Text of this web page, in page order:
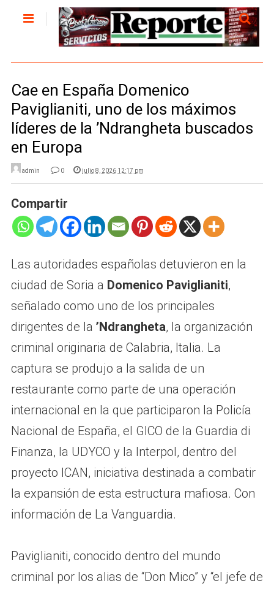
Cae en España Domenico
Paviglianiti, uno de los máximos
líderes de la ’Ndrangheta buscados
en Europa
admin 0 julio 8, 2026 12:17 pm
Compartir
Las autoridades españolas detuvieron en la
ciudad de Soria a Domenico Paviglianiti,
señalado como uno de los principales
dirigentes de la ’Ndrangheta, la organización
criminal originaria de Calabria, Italia. La
captura se produjo a la salida de un
restaurante como parte de una operación
internacional en la que participaron la Policía
Nacional de España, el GICO de la Guardia di
Finanza, la UDYCO y la Interpol, dentro del
proyecto ICAN, iniciativa destinada a combatir
la expansión de esta estructura mafiosa. Con
información de La Vanguardia.
Paviglianiti, conocido dentro del mundo
criminal por los alias de “Don Mico” y “el jefe de